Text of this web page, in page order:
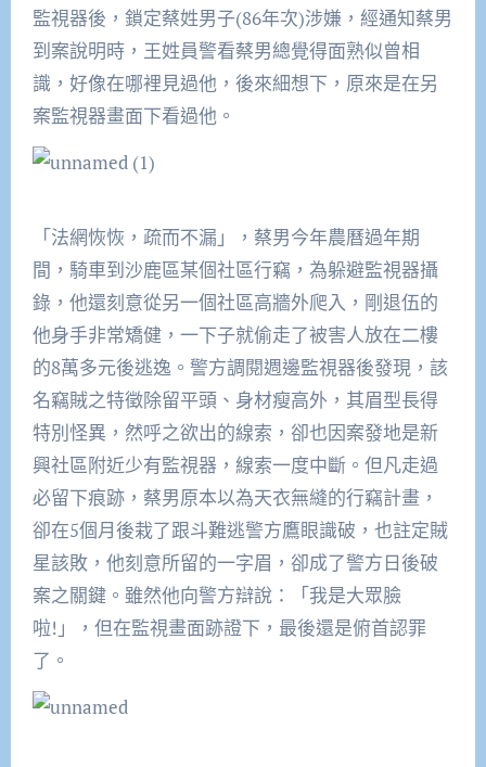
監視器後，鎖定蔡姓男子(86年次)涉嫌，經通知蔡男
到案說明時，王姓員警看蔡男總覺得面熟似曾相
識，好像在哪裡見過他，後來細想下，原來是在另
案監視器畫面下看過他。
「法網恢恢，疏而不漏」，蔡男今年農曆過年期
間，騎車到沙鹿區某個社區行竊，為躲避監視器攝
錄，他還刻意從另一個社區高牆外爬入，剛退伍的
他身手非常矯健，一下子就偷走了被害人放在二樓
的8萬多元後逃逸。警方調閱週邊監視器後發現，該
名竊賊之特徵除留平頭、身材瘦高外，其眉型長得
特別怪異，然呼之欲出的線索，卻也因案發地是新
興社區附近少有監視器，線索一度中斷。但凡走過
必留下痕跡，蔡男原本以為天衣無縫的行竊計畫，
卻在5個月後栽了跟斗難逃警方鷹眼識破，也註定賊
星該敗，他刻意所留的一字眉，卻成了警方日後破
案之關鍵。雖然他向警方辯說：「我是大眾臉
啦!」，但在監視畫面跡證下，最後還是俯首認罪
了。